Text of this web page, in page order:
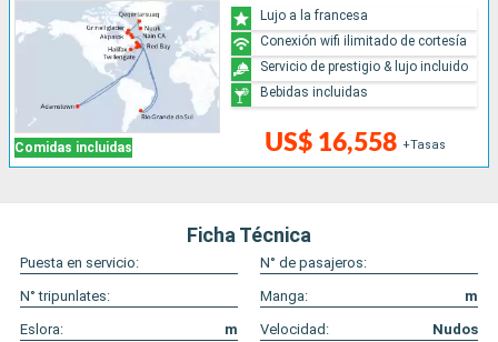
Comidas incluidas US$ 16,558 +Tasas
Lujo a la francesa
Conexión wifi ilimitado de cortesía
Servicio de prestigio & lujo incluido
Bebidas incluidas
Ficha Técnica
Puesta en servicio:
N° de pasajeros:
N° tripunlates:
Manga:
m
Eslora:
m Velocidad: Nudos